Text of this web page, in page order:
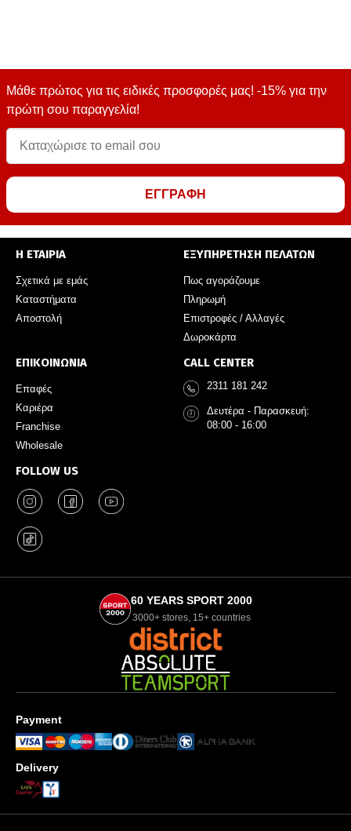
Μάθε πρώτος για τις ειδικές προσφορές μας! -15% για την
πρώτη σου παραγγελία!
ΕΓΓΡΑΦΗ
Η ΕΤΑΙΡΙΑ
Σχετικά με εμάς
Καταστήματα
Αποστολή
ΕΞΥΠΗΡΕΤΗΣΗ ΠΕΛΑΤΩΝ
Πως αγοράζουμε
Πληρωμή
Επιστροφές / Αλλαγές
Δωροκάρτα
ΕΠΙΚΟΙΝΩΝΙΑ
Επαφές
Καριέρα
Franchise
Wholesale
FOLLOW US
CALL CENTER
2311 181 242
Δευτέρα - Παρασκευή:
08:00 - 16:00
60 YEARS SPORT 2000
3000+ stores, 15+ countries
Payment
Delivery